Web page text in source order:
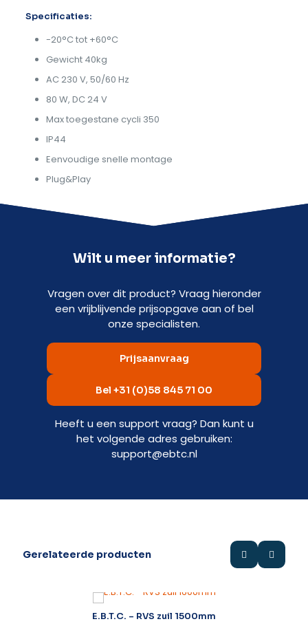
Specificaties:
-20°C tot +60°C
Gewicht 40kg
AC 230 V, 50/60 Hz
80 W, DC 24 V
Max toegestane cycli 350
IP44
Eenvoudige snelle montage
Plug&Play
Wilt u meer informatie?
Vragen over dit product? Vraag hieronder
een vrijblijvende prijsopgave aan of bel
onze specialisten.
Prijsaanvraag
Bel +31 (0)58 845 71 00
Heeft u een support vraag? Dan kunt u
het volgende adres gebruiken:
support@ebtc.nl
Gerelateerde producten
E.B.T.C. – RVS zuil 1500mm